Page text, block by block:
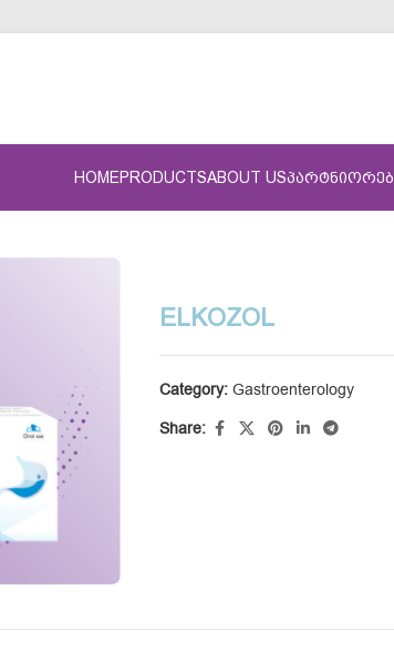
HOMEPRODUCTSABOUT US
ELKOZOL
Category: Gastroenterology
Share: